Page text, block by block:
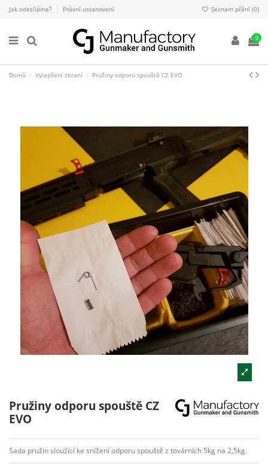
Jak odesíláme? Právní ustanovení Seznam přání (0)
0
Domů Vylepšení zbraní Pružiny odporu spouště CZ EVO
Pružiny odporu spouště CZ
EVO
Sada pružin sloužící ke snížení odporu spouště z továrních 5kg na 2,5kg.